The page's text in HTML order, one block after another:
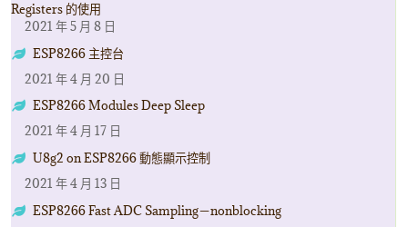
Registers 的使用
2021 年 5 月 8 日
ESP8266 主控台
2021 年 4 月 20 日
ESP8266 Modules Deep Sleep
2021 年 4 月 17 日
U8g2 on ESP8266 動態顯示控制
2021 年 4 月 13 日
ESP8266 Fast ADC Sampling－nonblocking